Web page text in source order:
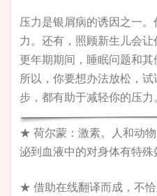
压力是银屑病的诱因之一
力。还有，照顾新生儿会
更年期期间，睡眠问题和其
所以，你要想办法放松，
步，都有助于减轻你的压力。
★ 荷尔蒙：激素。人和动
泌到血液中的对身体有特殊
★ 借助在线翻译而成，不